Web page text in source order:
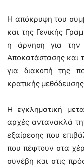
Η απόκρυψη του
και της Γενικής
η άρνηση για την
Αποκατάστασης και
για διακοπή της
κρατικής
Η εγκληματική
αρχές αντανακλά
εξαίρεσης που
που πέφτουν στα
συνέβη και στις